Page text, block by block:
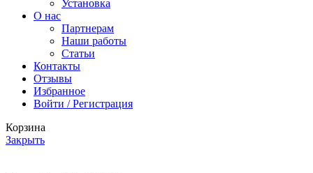
Установка
О нас
Партнерам
Наши работы
Статьи
Контакты
Отзывы
Избранное
Войти / Регистрация
Корзина
Закрыть